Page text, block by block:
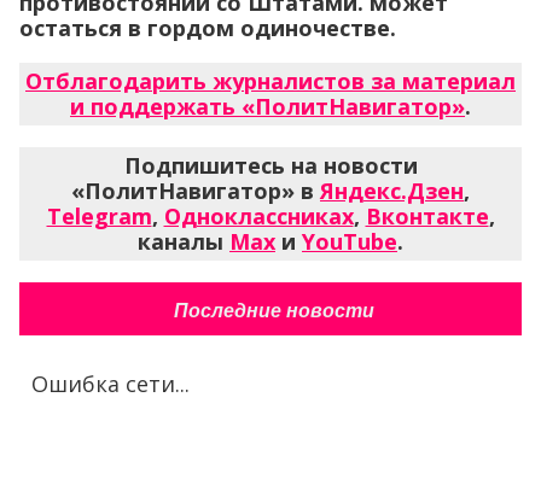
остаться в гордом одиночестве.
Отблагодарить журналистов за материал
и поддержать «ПолитНавигатор».
Подпишитесь на новости
«ПолитНавигатор» вЯндекс.Дзен,
Telegram, Одноклассниках, Вконтакте,
каналы Max и YouTube.
Последние новости
Ошибка сети...